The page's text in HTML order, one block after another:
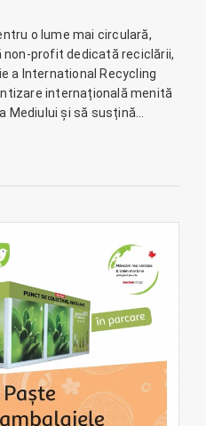
o lume mai circulară,
non-profit dedicată reciclării,
a International Recycling
internațională menită
Mediului și să susțină…